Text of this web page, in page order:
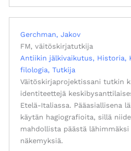
Gerchman, Jakov
FM, väitöskirjatutkija
Antiikin jälkivaikutus
Historia
filologia Tutkija
Väitöskirjaprojektissani tutkin
identiteettejä
Etelä-Italiassa. Pääasiallisena
käytän hagiografioita, sillä
mahdollista päästä
näkemyksiä.